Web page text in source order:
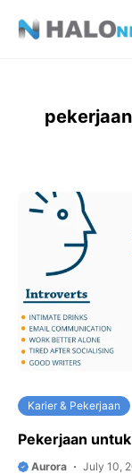
Karier & Pekerjaan
Pekerjaan
Aurora July 10,